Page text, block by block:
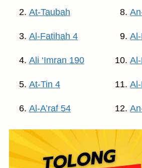
At-Taubah
Al-Fatihah 4
Ali ‘Imran 190
At-Tin 4
Al-A’raf 54